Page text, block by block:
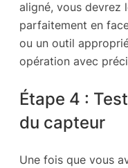
aligné, vous devrez
parfaitement en
ou un outil
opération avec
Étape 4 :
du capteur
Une fois que vous